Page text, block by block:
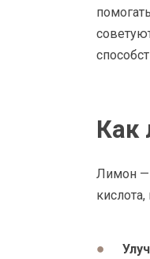
Как
Лимон —